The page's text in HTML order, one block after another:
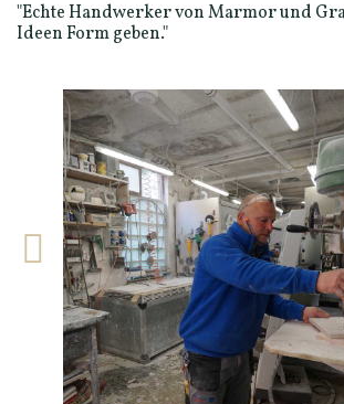
"Echte Handwerker von Marmor und
Ideen Form geben."